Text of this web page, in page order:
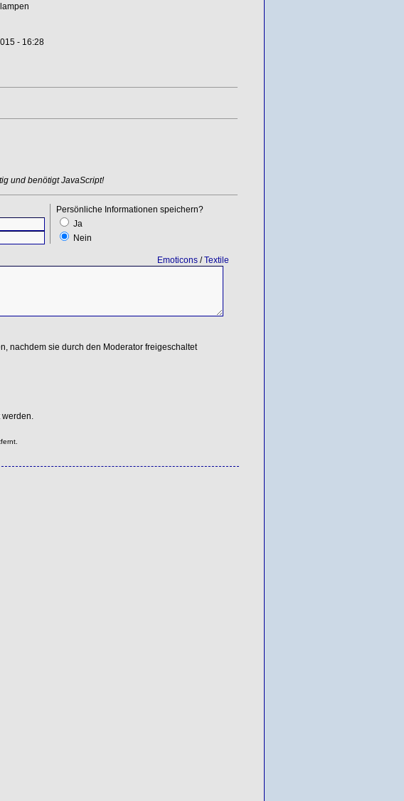
- 16:28
und benötigt JavaScript!
Persönliche Informationen speichern?
Ja
Nein
Emoticons/Textile
nachdem sie durch den Moderator freigeschaltet